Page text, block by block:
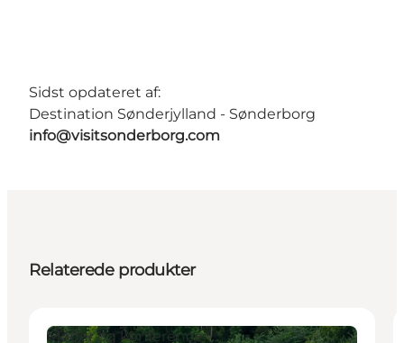
Sidst opdateret af:
Destination Sønderjylland - Sønderborg
info@visitsonderborg.com
Relaterede produkter
Møder og konferencer